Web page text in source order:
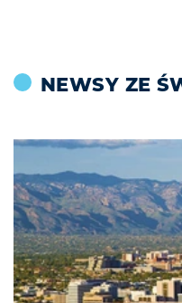
NEWSY ZE